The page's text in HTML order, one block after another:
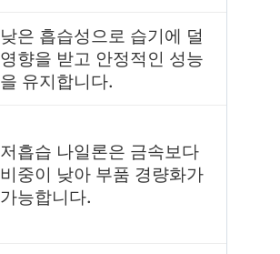
낮은 흡습성으로 습기에 덜
영향을 받고 안정적인 성능
을 유지합니다.
저흡습 나일론은 금속보다
비중이 낮아 부품 경량화가
가능합니다.